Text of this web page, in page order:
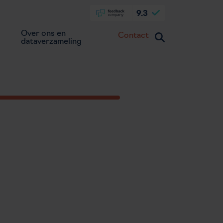
9.3
Over ons en
dataverzameling
Contact